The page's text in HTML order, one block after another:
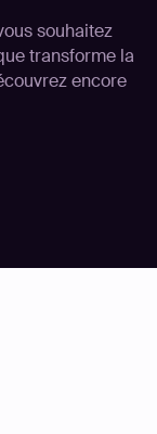
souhaitez
transforme la
encore